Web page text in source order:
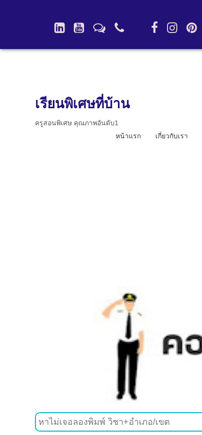
เรียนพิเศษที่บ้าน
ครูสอนพิเศษ คุณภาพอันดับ1
หน้าแรก
เกี่ยวกับเรา